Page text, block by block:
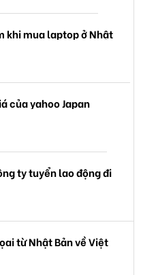
khi mua laptop ở Nhật
của yahoo Japan
ty tuyển lao động đi
từ Nhật Bản về Việt